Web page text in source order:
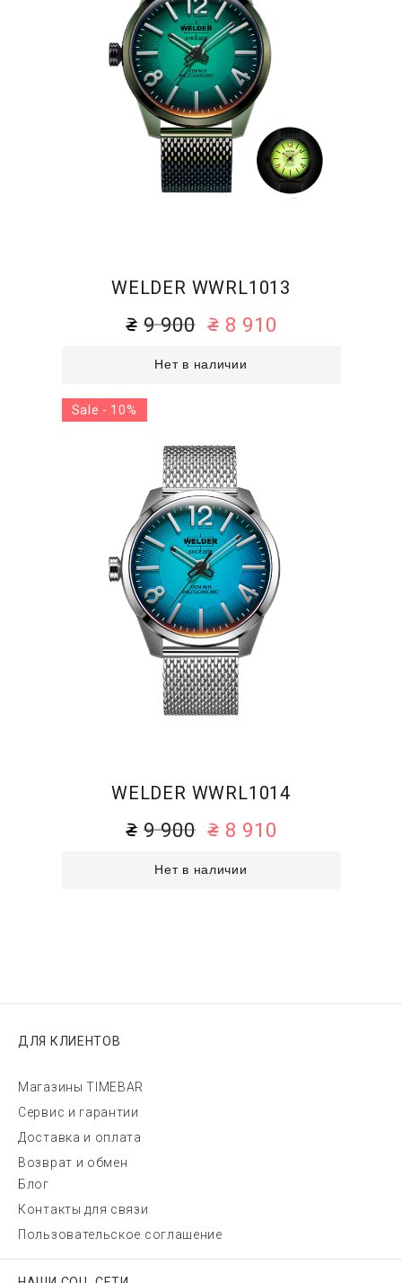
WELDER WWRL1013
9 900 8 910
Нет в наличии
WELDER WWRL1014
9 900 8 910
Нет в наличии
Sale - 10%
ДЛЯ КЛИЕНТОВ
Магазины TIMEBAR
Сервис и гарантии
Доставка и оплата
Возврат и обмен
Блог
Контакты для связи
Пользовательское соглашение